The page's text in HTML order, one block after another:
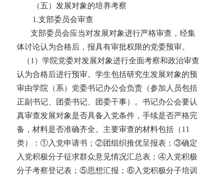
（五）发展对象的培养考察
1 .支部委员会审查
支部委员会应当对发展对象进行严格审查，经集
体讨论认为合格后，报具有审批权限的党委预审。
（1）学院党委对发展对象进行全面考察和政治审查
认为合格后进行预审。学生包括研究生发展对象的预
审由学院（系）党委书记办公会负责（参加人员包括
正副书记、团委书记、团委干事）。书记办公会要认
真审查发展对象是否具备入党条件，手续是否严格完
备，材料是否准确齐全。主要审查的材料包括（11
类）：①入党申请书；②团组织推优呈报表；③确定
入党积极分子征求群众意见情况汇总表；④入党积极
分子考察登记表；⑤思想汇报；⑥入党积极分子培训